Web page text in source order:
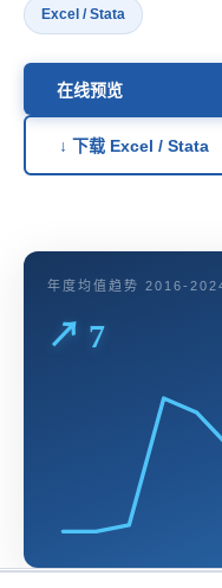
Excel / Stata
在线预览
↓ 下载 Excel / Stata
年度均值趋势 2016-
↗ 7